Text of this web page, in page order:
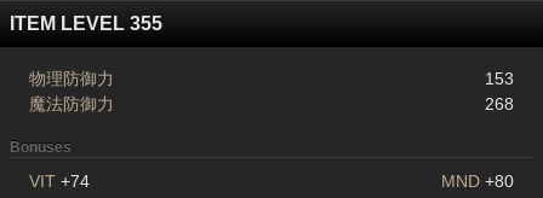
ITEM LEVEL 355
物理防御力
153
魔法防御力
268
Bonuses
VIT +74 MND +80